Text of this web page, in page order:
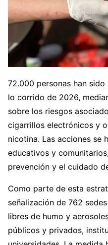
72.000 personas han
lo corrido de 2026,
sobre los riesgos
cigarrillos electrónicos y
nicotina. Las acciones se
educativos y
prevención y el cuidado
Como parte de esta
señalización de 762
libres de humo y
públicos y privados,